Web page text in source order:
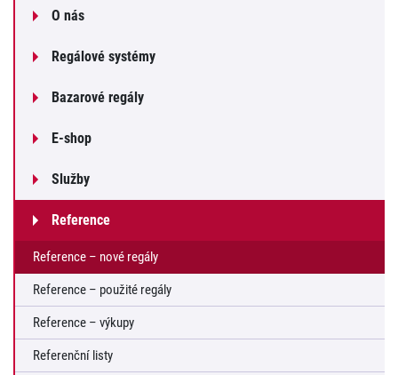
O nás
Regálové systémy
Bazarové regály
E-shop
Služby
Reference
Reference – nové regály
Reference – použité regály
Reference – výkupy
Referenční listy